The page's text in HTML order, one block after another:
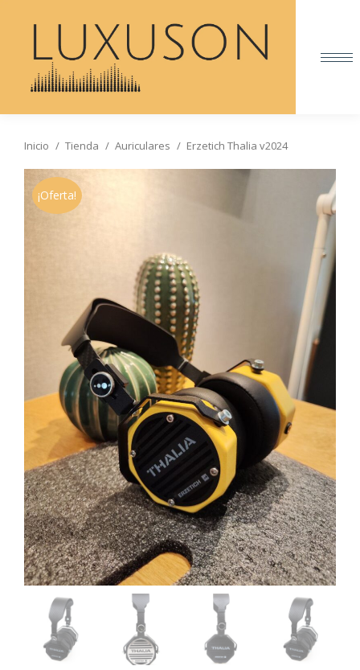
Estás aquí:
Inicio Tienda Auriculares Erzetich Thalia v2024
¡Oferta!